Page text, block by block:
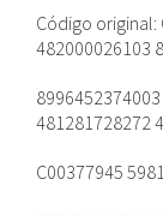
Código original:
482000026103
481281728272
C00377945